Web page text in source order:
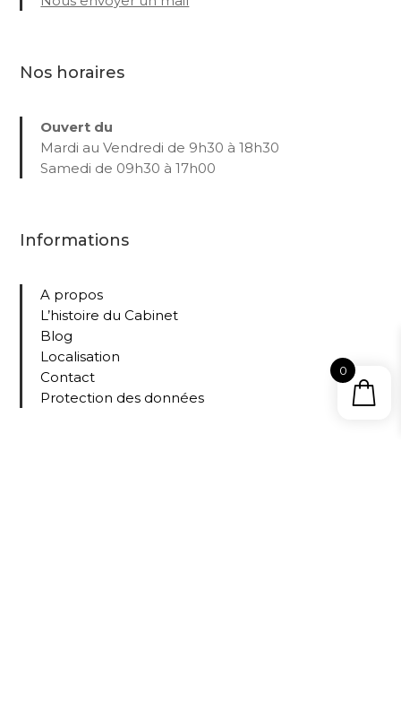
Nos horaires
Ouvert du
Mardi au Vendredi de 9h30 à 18h30
Samedi de 09h30 à 17h00
Informations
A propos
L’histoire du Cabinet
Blog
Localisation
Contact
Protection des données
0